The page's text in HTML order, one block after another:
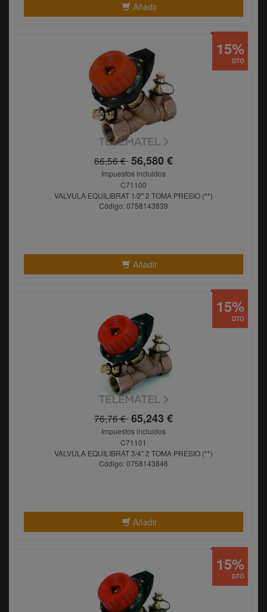
Añadir
66,56 € 56,580 €
Impuestos incluidos
C71100
VALVULA EQUILIBRAT 1/2" 2 TOMA PRESIO (**)
Código: 0758143839
Añadir
DTO
15%
76,76 € 65,243 €
Impuestos incluidos
C71101
VALVULA EQUILIBRAT 3/4" 2 TOMA PRESIO (**)
Código: 0758143846
Añadir
DTO
15%
DTO
15%